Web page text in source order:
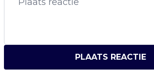
PLAATS REACTIE